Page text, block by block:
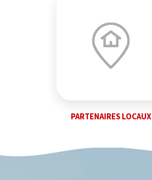
PARTENAIRES LOCAUX